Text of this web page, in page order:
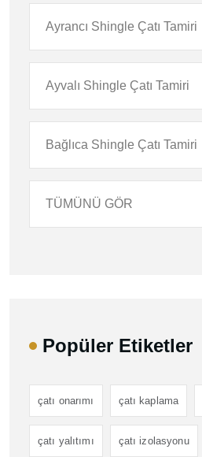
Ayrancı Shingle Çatı Tamiri
Ayvalı Shingle Çatı Tamiri
Bağlıca Shingle Çatı Tamiri
TÜMÜNÜ GÖR
Popüler Etiketler
çatı onarımı çatı kaplama
çatı yalıtımı çatı izolasyonu